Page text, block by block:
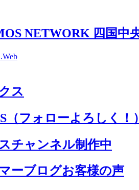
ス
（フォローよろしく！）
チャンネル制作中
ーブログお客様の声